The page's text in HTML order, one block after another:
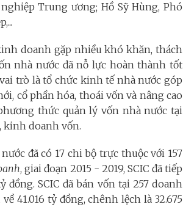
Trung ương; Hồ Sỹ Hùng, Phó
doanh gặp nhiều khó khăn, thách
nhà nước đã nỗ lực hoàn thành tốt
trò là tổ chức kinh tế nhà nước góp
cổ phần hóa, thoái vốn và nâng cao
thức quản lý vốn nhà nước tại
kinh doanh vốn.
đã có 17 chi bộ trực thuộc với 157
, giai đoạn 2015 - 2019, SCIC đã tiếp
SCIC đã bán vốn tại 257 doanh
41.016 tỷ đồng, chênh lệch là 32.675